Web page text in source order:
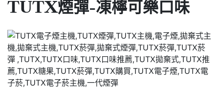
TUTX煙彈-凍檸可樂口味